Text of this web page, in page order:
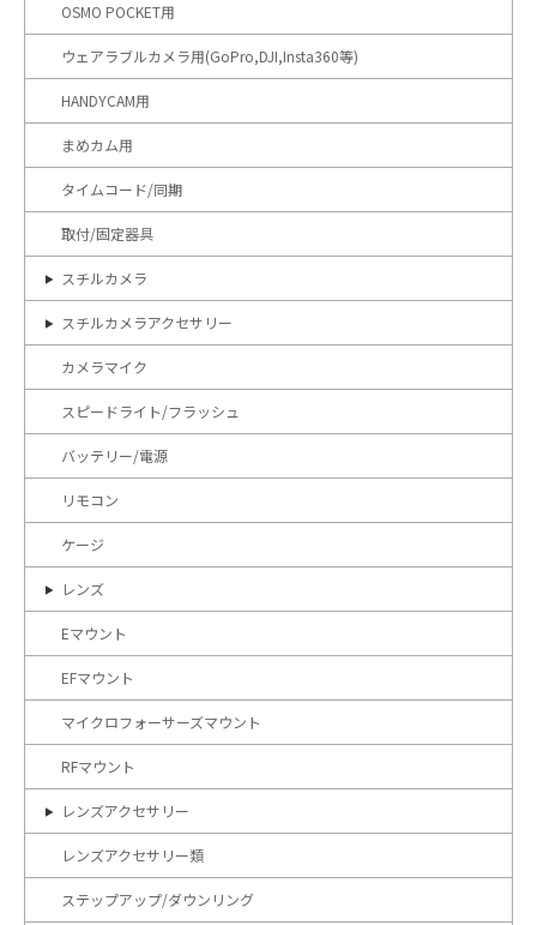
OSMO POCKET用
ウェアラブルカメラ用(GoPro,DJI,Insta360等)
HANDYCAM用
まめカム用
タイムコード/同期
取付/固定器具
スチルカメラ
スチルカメラアクセサリー
カメラマイク
スピードライト/フラッシュ
バッテリー/電源
リモコン
ケージ
レンズ
Eマウント
EFマウント
マイクロフォーサーズマウント
RFマウント
レンズアクセサリー
レンズアクセサリー類
ステップアップ/ダウンリング